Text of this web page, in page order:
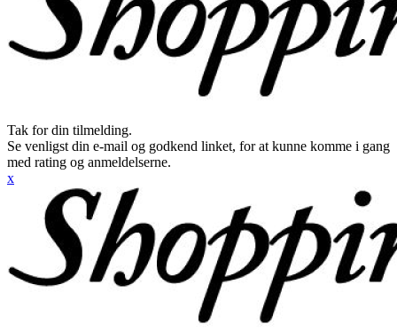
Tak for din tilmelding.
Se venligst din e-mail og godkend linket, for at kunne komme i gang
med rating og anmeldelserne.
x